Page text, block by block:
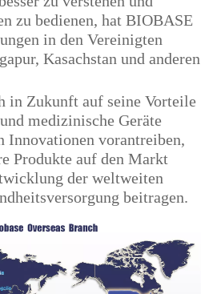
zu bedienen, hat BIOBASE
in den Vereinigten
Kasachstan und anderen
in Zukunft auf seine Vorteile
medizinische Geräte
Innovationen vorantreiben,
Produkte auf den Markt
der weltweiten
beitragen.